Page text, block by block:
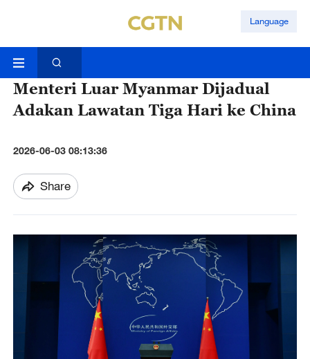
Language
Menteri Luar Myanmar Dijadual
Adakan Lawatan Tiga Hari ke China
2026-06-03 08:13:36
Share